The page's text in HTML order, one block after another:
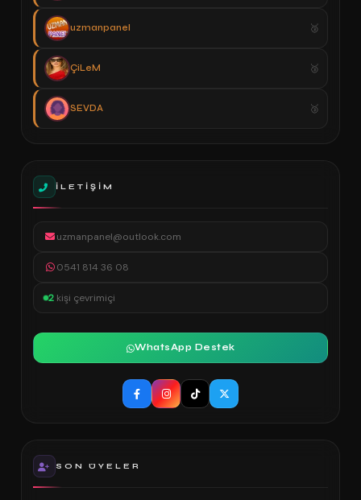
uzmanpanel
ÇiLeM
SEVDA
İLETIŞIM
uzmanpanel@outlook.com
0541 814 36 08
2 kişi çevrimiçi
WhatsApp Destek
SON ÜYELER